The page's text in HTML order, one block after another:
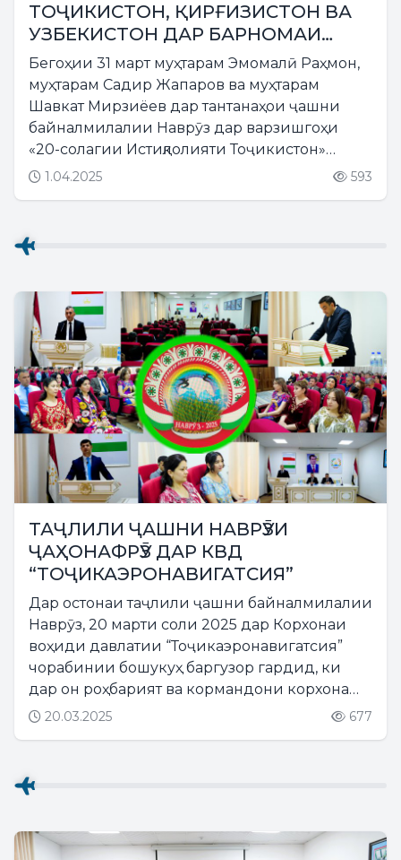
ТОҶИКИСТОН, ҚИРҒИЗИСТОН ВА
УЗБЕКИСТОН ДАР БАРНОМАИ
ФАРҲАНГИИ МУШТАРАКИ НАВРӮЗӢ
Бегоҳии 31 март муҳтарам Эмомалӣ Раҳмон,
муҳтарам Садир Жапаров ва муҳтарам
Шавкат Мирзиёев дар тантанаҳои ҷашни
байналмилалии Наврӯз дар варзишгоҳи
«20-солагии Истиқлолияти Тоҷикистон»
иборат аз барномаи муштараки фарҳангии
1.04.2025 593
ТАҶЛИЛИ ҶАШНИ НАВРӮЗИ
ҶАҲОНАФРӮЗ ДАР КВД
“ТОҶИКАЭРОНАВИГАТСИЯ”
Дар остонаи таҷлили ҷашни байналмилалии
Наврӯз, 20 марти соли 2025 дар Корхонаи
воҳиди давлатии “Тоҷикаэронавигатсия”
чорабинии бошукуҳ баргузор гардид, ки
дар он роҳбарият ва кормандони корхона
ширкат варзиданд....
20.03.2025 677